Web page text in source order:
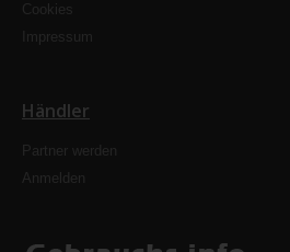
Cookies
Impressum
Händler
Partner werden
Anmelden